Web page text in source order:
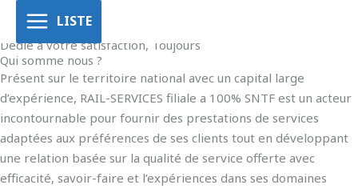
contenu
LISTE
Rail Services
Dédié à votre satisfaction, Toujours
Qui somme nous ?
Présent sur le territoire national avec un capital large
d’expérience, RAIL-SERVICES filiale a 100% SNTF est un acteur
incontournable pour fournir des prestations de services
adaptées aux préférences de ses clients tout en développant
une relation basée sur la qualité de service offerte avec
efficacité, savoir-faire et l’expériences dans ses domaines